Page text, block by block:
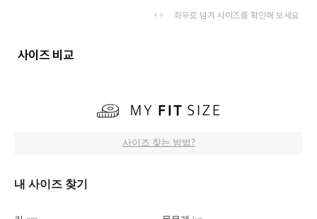
좌우로 넘겨 사이즈를 확인해 보세요
사이즈 비교